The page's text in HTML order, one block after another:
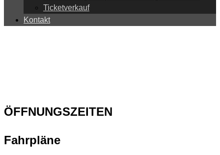
Ticketverkauf
Kontakt
ÖFFNUNGSZEITEN
Fahrpläne